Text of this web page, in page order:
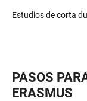
Estudios de corta
PASOS
ERASMUS